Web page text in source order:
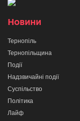
Новини
Тернопіль
Тернопільщина
Події
Надзвичайні події
Суспільство
Політика
Лайф